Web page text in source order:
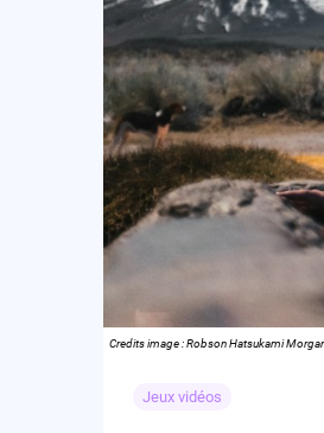
Credits image : Robson Hatsukami
Jeux vidéos